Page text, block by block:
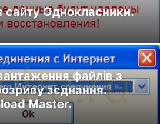
сайту Однокласники.
файлів з
зєднання.
Master.